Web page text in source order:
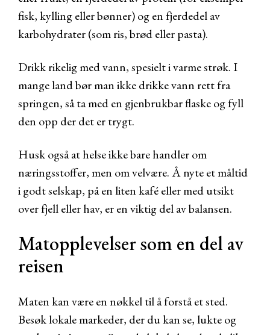
fisk, kylling eller bønner) og en fjerdedel av
karbohydrater (som ris, brød eller pasta).
Drikk rikelig med vann, spesielt i varme strøk. I
mange land bør man ikke drikke vann rett fra
springen, så ta med en gjenbrukbar flaske og fyll
den opp der det er trygt.
Husk også at helse ikke bare handler om
næringsstoffer, men om velvære. Å nyte et måltid
i godt selskap, på en liten kafé eller med utsikt
over fjell eller hav, er en viktig del av balansen.
Matopplevelser som en del av
reisen
Maten kan være en nøkkel til å forstå et sted.
Besøk lokale markeder, der du kan se, lukte og